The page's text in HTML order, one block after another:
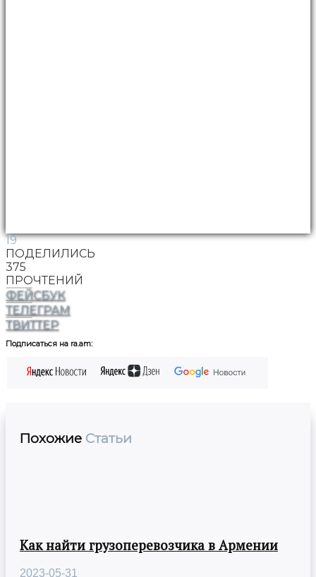
19
ПОДЕЛИЛИСЬ
375
ПРОЧТЕНИЙ
ФЕЙСБУК
ТЕЛЕГРАМ
ТВИТТЕР
Подписаться на ra.am:
Похожие Статьи
Как найти грузоперевозчика в Армении
2023-05-31